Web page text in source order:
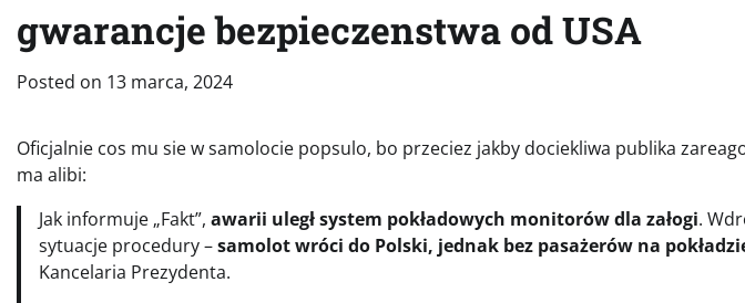
gwarancje bezpieczenstwa od USA
Posted on 13 marca, 2024
Oficjalnie cos mu sie w samolocie popsulo, bo przeciez jakby dociekliwa publika
ma alibi:
Jak informuje „Fakt”, awarii uległ system pokładowych monitorów dla załogi.
sytuacje procedury –samolot wróci do Polski, jednak bez pasażerów na
Kancelaria Prezydenta.